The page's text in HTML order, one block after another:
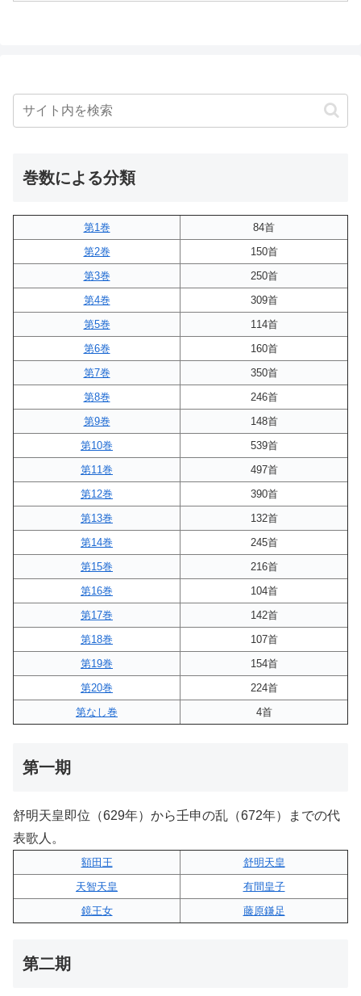
巻数による分類
第1巻
84首
第2巻
150首
第3巻
250首
第4巻
309首
第5巻
114首
第6巻
160首
第7巻
350首
第8巻
246首
第9巻
148首
第10巻
539首
第11巻
497首
第12巻
390首
第13巻
132首
第14巻
245首
第15巻
216首
第16巻
104首
第17巻
142首
第18巻
107首
第19巻
154首
第20巻
224首
第なし巻
4首
第一期
舒明天皇即位（629年）から壬申の乱（672年）までの代
表歌人。
額田王
舒明天皇
天智天皇
有間皇子
鏡王女
藤原鎌足
第二期